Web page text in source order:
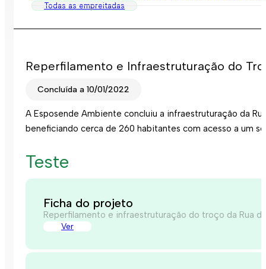
Todas as empreitadas
Reperfilamento e Infraestruturação do
Concluída a 10/01/2022
A Esposende Ambiente concluiu a infraestruturação da
beneficiando cerca de 260 habitantes com acesso a um
Teste
Ficha do projeto
Reperfilamento e infraestruturação do troço da Rua
Ver